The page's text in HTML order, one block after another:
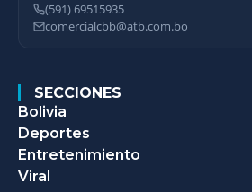
(591) 69515935
comercialcbb@atb.com.bo
SECCIONES
Bolivia
Deportes
Entretenimiento
Viral